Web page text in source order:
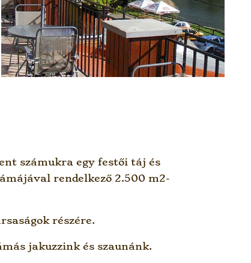
számukra egy festői táj és
rendelkező 2.500 m2-
részére.
jakuzzink és szaunánk.